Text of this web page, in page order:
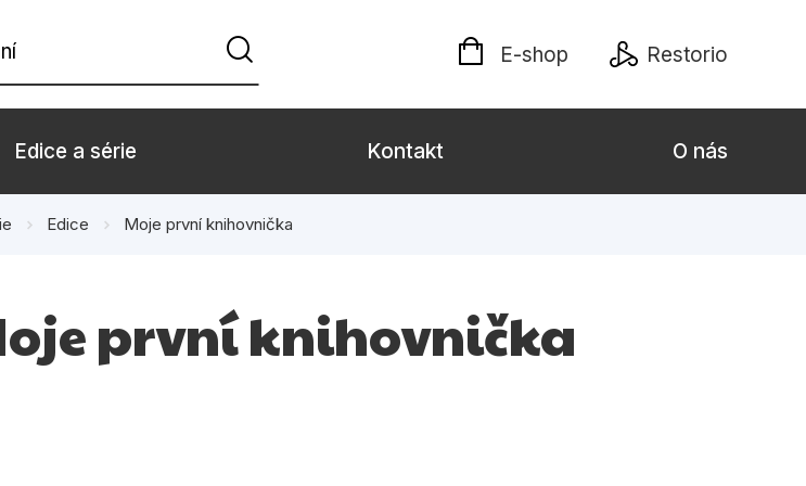
E-shop Restorio
děti Beletrie pro dospělé
Komiks Křížovky
Edice a série Kontakt O nás
Edice Moje první knihovnička
první knihovnička